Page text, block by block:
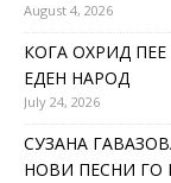
August 4, 2026
КОГА ОХРИД
ЕДЕН НАРОД
July 24, 2026
СУЗАНА
НОВИ ПЕСНИ ГО